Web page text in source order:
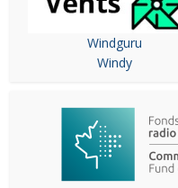
Windguru
Windy